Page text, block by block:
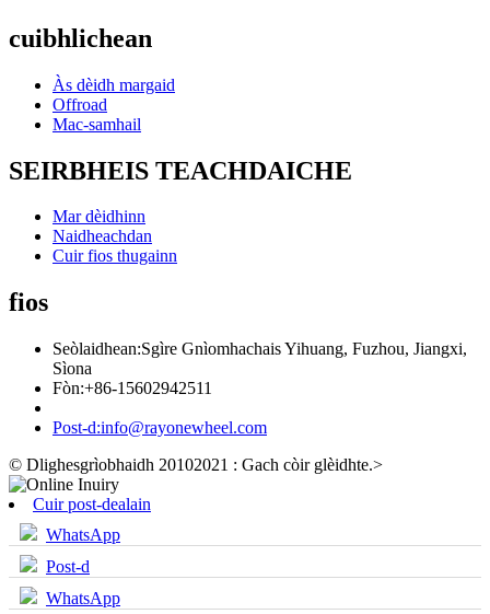
cuibhlichean
Às dèidh margaid
Offroad
Mac-samhail
SEIRBHEIS TEACHDAICHE
Mar dèidhinn
Naidheachdan
Cuir fios thugainn
fios
Seòlaidhean:Sgìre Gnìomhachais Yihuang, Fuzhou, Jiangxi,
Sìona
Fòn:+86-15602942511
Post-d:info@rayonewheel.com
© Dlighesgrìobhaidh 20102021 : Gach còir glèidhte.>
Cuir post-dealain
WhatsApp
Post-d
WhatsApp